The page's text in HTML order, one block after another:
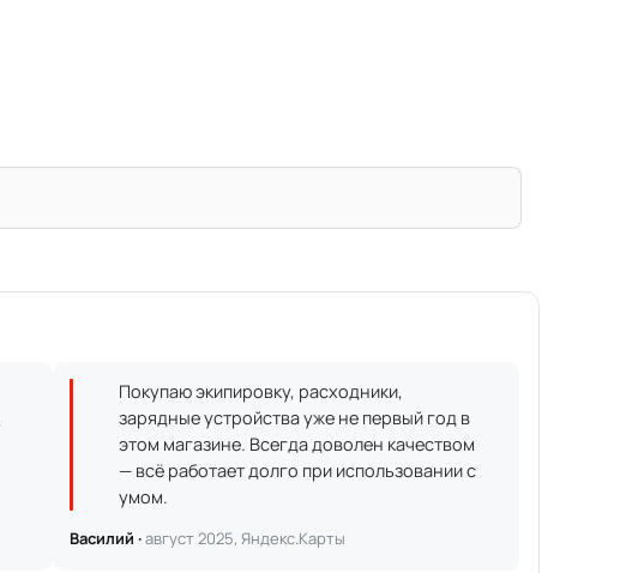
Покупаю экипировку, расходники,
зарядные устройства уже не первый год в
этом магазине. Всегда доволен качеством
— всё работает долго при использовании с
умом.
Василий ·август 2025, Яндекс.Карты